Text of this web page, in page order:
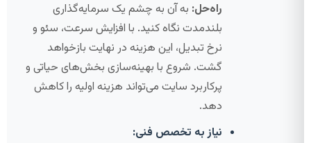
راه‌حل: به آن به چشم یک سرمایه‌گذاری
بلندمدت نگاه کنید. با افزایش سرعت، سئو و
نرخ تبدیل، این هزینه در نهایت بازخواهد
گشت. شروع با بهینه‌سازی بخش‌های حیاتی و
پرکاربرد سایت می‌تواند هزینه اولیه را کاهش
دهد.
نیاز به تخصص فنی: